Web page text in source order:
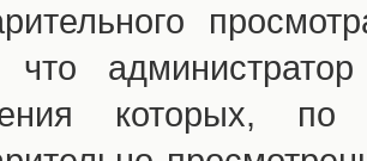
что
которых,